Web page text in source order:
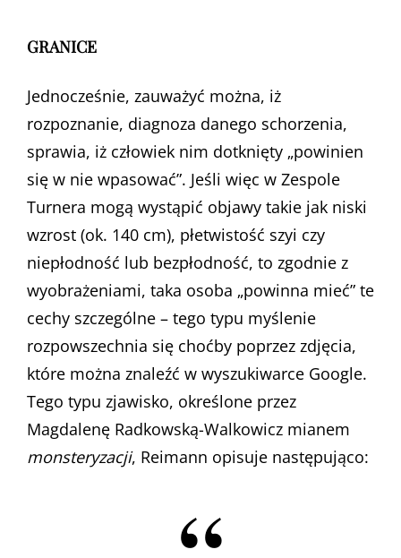
GRANICE
Jednocześnie, zauważyć można, iż
rozpoznanie, diagnoza danego schorzenia,
sprawia, iż człowiek nim dotknięty „powinien
się w nie wpasować”. Jeśli więc w Zespole
Turnera mogą wystąpić objawy takie jak niski
wzrost (ok. 140 cm), płetwistość szyi czy
niepłodność lub bezpłodność, to zgodnie z
wyobrażeniami, taka osoba „powinna mieć” te
cechy szczególne – tego typu myślenie
rozpowszechnia się choćby poprzez zdjęcia,
które można znaleźć w wyszukiwarce Google.
Tego typu zjawisko, określone przez
Magdalenę Radkowską-Walkowicz mianem
monsteryzacji, Reimann opisuje następująco: